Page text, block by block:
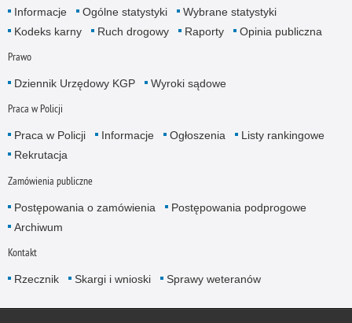
Informacje Ogólne statystyki
Wybrane statystyki
Kodeks karny
Ruch drogowy Raporty Opinia publiczna
Prawo
Dziennik Urzędowy KGP Wyroki sądowe
Praca w Policji
Praca w Policji Informacje Ogłoszenia
Listy rankingowe
Rekrutacja
Zamówienia publiczne
Postępowania o zamówienia
Postępowania podprogowe
Archiwum
Kontakt
Rzecznik Skargi i wnioski Sprawy weteranów